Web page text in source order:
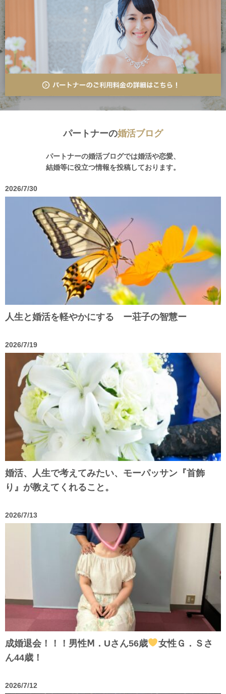
パートナーの婚活ブログ
パートナーの婚活ブログでは婚活や恋愛、
結婚等に役立つ情報を投稿しております。
2026/7/30
人生と婚活を軽やかにする ー荘子の智慧ー
2026/7/19
婚活、人生で考えてみたい、モーパッサン『首飾
り』が教えてくれること。
2026/7/13
成婚退会！！！男性Ⅿ．Uさん56歳
女性Ｇ．Ｓさ
ん44歳！
2026/7/12